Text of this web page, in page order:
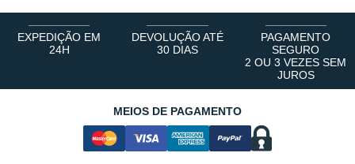
EXPEDIÇÃO EM
24H
DEVOLUÇÃO ATÉ
30 DIAS
PAGAMENTO
SEGURO
2 OU 3 VEZES SEM
JUROS
MEIOS DE PAGAMENTO